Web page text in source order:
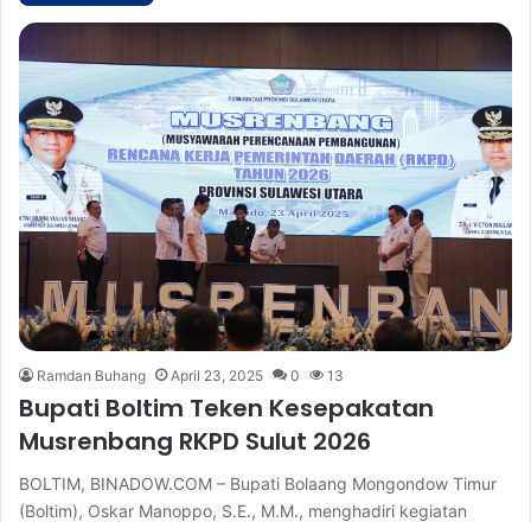
Ramdan Buhang April 23, 2025 0 13
Bupati Boltim Teken Kesepakatan
Musrenbang RKPD Sulut 2026
BOLTIM, BINADOW.COM – Bupati Bolaang Mongondow Timur
(Boltim), Oskar Manoppo, S.E., M.M., menghadiri kegiatan